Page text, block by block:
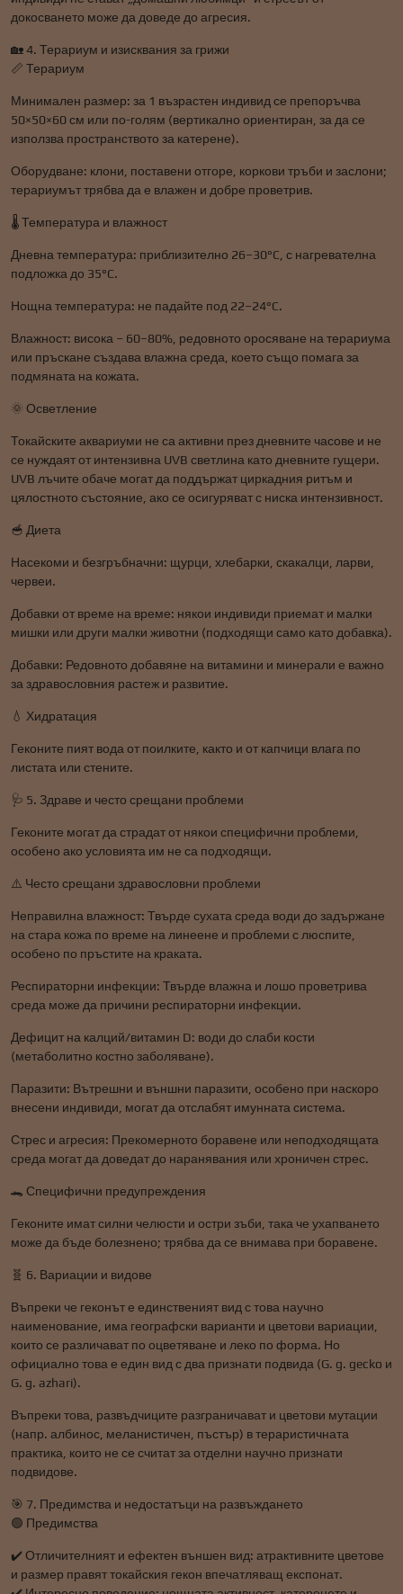
докосването може да доведе до агресия.
🏡 4. Терариум и изисквания за грижи
📏 Терариум
Минимален размер: за 1 възрастен индивид се препоръчва
50×50×60 см или по-голям (вертикално ориентиран, за да се
използва пространството за катерене).
Оборудване: клони, поставени отгоре, коркови тръби и заслони;
терариумът трябва да е влажен и добре проветрив.
🌡️ Температура и влажност
Дневна температура: приблизително 26–30°C, с нагревателна
подложка до 35°C.
Нощна температура: не падайте под 22–24°C.
Влажност: висока – 60–80%, редовното оросяване на терариума
или пръскане създава влажна среда, което също помага за
подмяната на кожата.
🌞 Осветление
Токайските аквариуми не са активни през дневните часове и не
се нуждаят от интензивна UVB светлина като дневните гущери.
UVB лъчите обаче могат да поддържат циркадния ритъм и
цялостното състояние, ако се осигуряват с ниска интензивност.
🥣 Диета
Насекоми и безгръбначни: щурци, хлебарки, скакалци, ларви,
червеи.
Добавки от време на време: някои индивиди приемат и малки
мишки или други малки животни (подходящи само като добавка).
Добавки: Редовното добавяне на витамини и минерали е важно
за здравословния растеж и развитие.
💧 Хидратация
Геконите пият вода от поилките, както и от капчици влага по
листата или стените.
🩺 5. Здраве и често срещани проблеми
Геконите могат да страдат от някои специфични проблеми,
особено ако условията им не са подходящи.
⚠️ Често срещани здравословни проблеми
Неправилна влажност: Твърде сухата среда води до задържане
на стара кожа по време на линеене и проблеми с люспите,
особено по пръстите на краката.
Респираторни инфекции: Твърде влажна и лошо проветрива
среда може да причини респираторни инфекции.
Дефицит на калций/витамин D: води до слаби кости
(метаболитно костно заболяване).
Паразити: Вътрешни и външни паразити, особено при наскоро
внесени индивиди, могат да отслабят имунната система.
Стрес и агресия: Прекомерното боравене или неподходящата
среда могат да доведат до наранявания или хроничен стрес.
🐊 Специфични предупреждения
Геконите имат силни челюсти и остри зъби, така че ухапването
може да бъде болезнено; трябва да се внимава при боравене.
🧬 6. Вариации и видове
Въпреки че геконът е единственият вид с това научно
наименование, има географски варианти и цветови вариации,
които се различават по оцветяване и леко по форма. Но
официално това е един вид с два признати подвида (G. g. gecko и
G. g. azhari).
Въпреки това, развъдчиците разграничават и цветови мутации
(напр. албинос, меланистичен, пъстър) в тераристичната
практика, които не се считат за отделни научно признати
подвидове.
🎯 7. Предимства и недостатъци на развъждането
🟢 Предимства
✔️ Отличителният и ефектен външен вид: атрактивните цветове
и размер правят токайския гекон впечатляващ експонат.